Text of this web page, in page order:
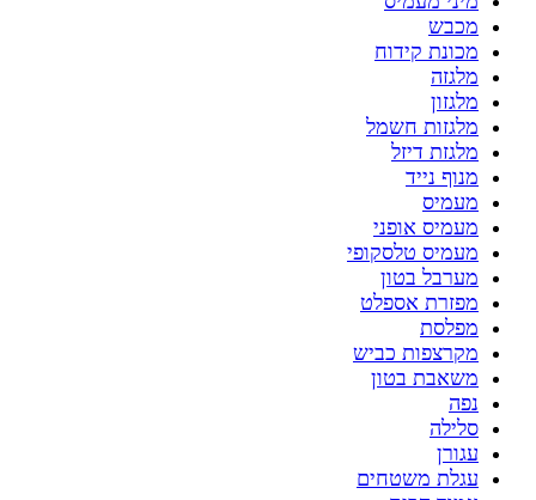
מכבש
מכונת קידוח
מלגזה
מלגזון
מלגזות חשמל
מלגזת דיזל
מנוף נייד
מעמיס
מעמיס אופני
מעמיס טלסקופי
מערבל בטון
מפזרת אספלט
מפלסת
מקרצפות כביש
משאבת בטון
נפה
סלילה
עגורן
עגלת משטחים